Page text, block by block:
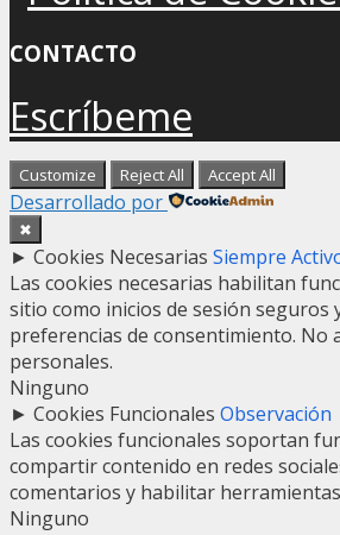
CONTACTO
Escríbeme
Customize Reject All Accept All
Desarrollado por
✖
► Cookies Necesarias Siempre
Las cookies necesarias habilitan
sitio como inicios de sesión seguros
preferencias de consentimiento. No
personales.
Ninguno
► Cookies Funcionales Observación
Las cookies funcionales soportan
compartir contenido en redes
comentarios y habilitar
Ninguno